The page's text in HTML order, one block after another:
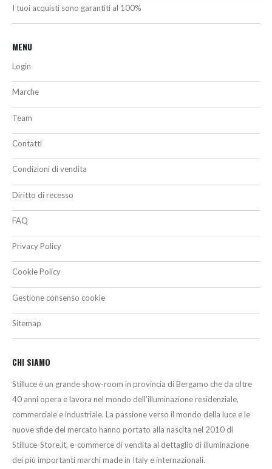
I tuoi acquisti sono garantiti al 100%
MENU
Login
Marche
Team
Contatti
Condizioni di vendita
Diritto di recesso
FAQ
Privacy Policy
Cookie Policy
Gestione consenso cookie
Sitemap
CHI SIAMO
Stilluce è un grande show-room in provincia di Bergamo che da oltre
40 anni opera e lavora nel mondo dell’illuminazione residenziale,
commerciale e industriale. La passione verso il mondo della luce e le
nuove sfide del mercato hanno portato alla nascita nel 2010 di
Stilluce-Store.it, e-commerce di vendita al dettaglio di illuminazione
dei più importanti marchi made in Italy e internazionali.